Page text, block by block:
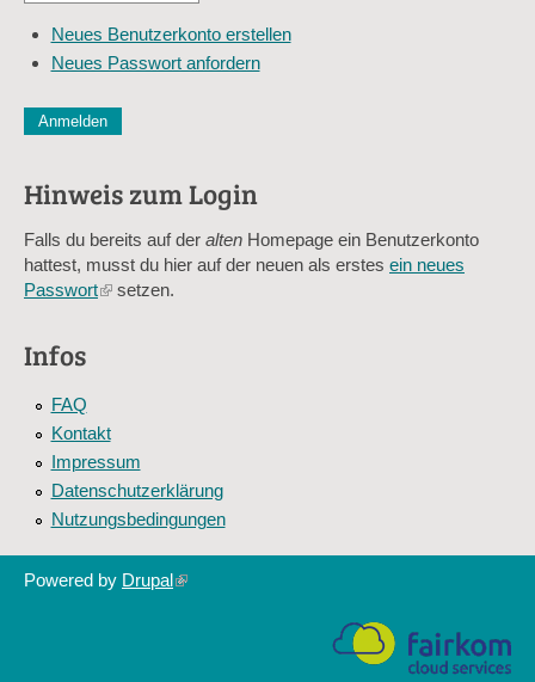
Adresse
Neues Benutzerkonto erstellen
Neues Passwort anfordern
Diese Sicherheitsfrage überprüft, ob Sie ein menschlicher
Sag mir nicht, wie viele Sternlein stehen
Hinweis zum Login
Falls du bereits auf der alten Homepage ein Benutzerkonto
hattest, musst du hier auf der neuen als erstes ein neues
Passwort(linksetzen.
Infos
FAQ
Kontakt
Impressum
Datenschutzerklärung
Nutzungsbedingungen
Powered by Drupal(link